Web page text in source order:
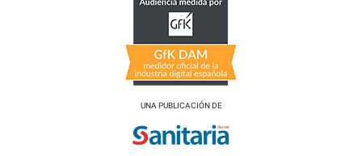
UNA PUBLICACIÓN DE